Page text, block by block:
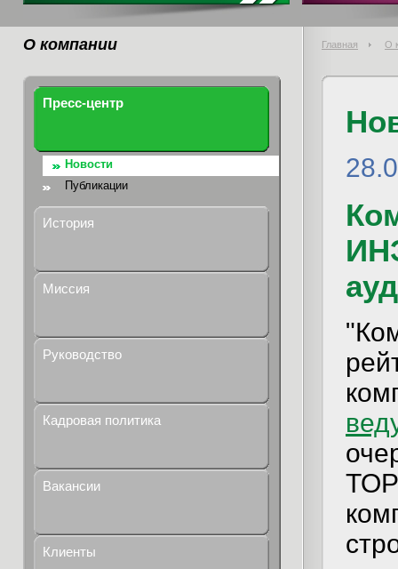
О компании Главная О
Пресс-центр
Новости
Публикации
История
Миссия
Руководство
Кадровая политика
Вакансии
Клиенты